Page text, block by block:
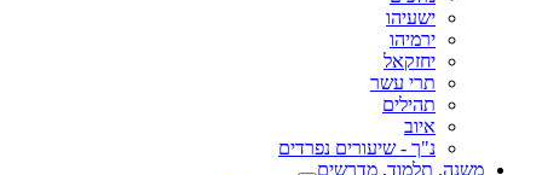
ישעיהו
ירמיהו
יחזקאל
תרי עשר
תהילים
איוב
נ"ך - שיעורים נפרדים
משנה, תלמוד, מדרשים